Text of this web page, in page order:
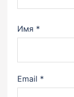
Имя *
Email *